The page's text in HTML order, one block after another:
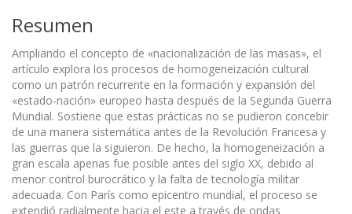
Resumen
Ampliando el concepto de «nacionalización de las masas», el
artículo explora los procesos de homogeneización cultural
como un patrón recurrente en la formación y expansión del
«estado-nación» europeo hasta después de la Segunda Guerra
Mundial. Sostiene que estas prácticas no se pudieron concebir
de una manera sistemática antes de la Revolución Francesa y
las guerras que la siguieron. De hecho, la homogeneización a
gran escala apenas fue posible antes del siglo XX, debido al
menor control burocrático y la falta de tecnología militar
adecuada. Con París como epicentro mundial, el proceso se
extendió radialmente hacia el este a través de ondas